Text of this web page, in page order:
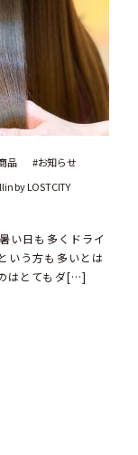
品
お知らせ
by LOSTCITY
い日も多くドライ
いう方も多いとは
はとてもダ[…]